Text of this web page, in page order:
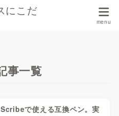
にこだ
事一覧
で使える互換ペン。実